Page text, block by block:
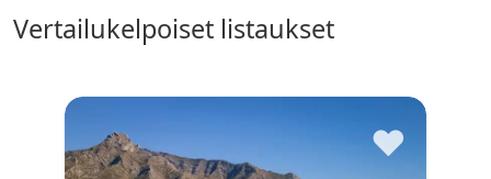
vertailukelpoiset listaukset
♥